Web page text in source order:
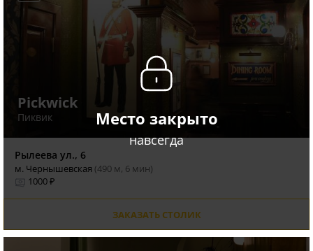
Место закрыто
навсегда
Pickwick
Пиквик
Рылеева ул., 6
м. Чернышевская (490 м, 6 мин)
1000 ₽
ЗАКАЗАТЬ СТОЛИК